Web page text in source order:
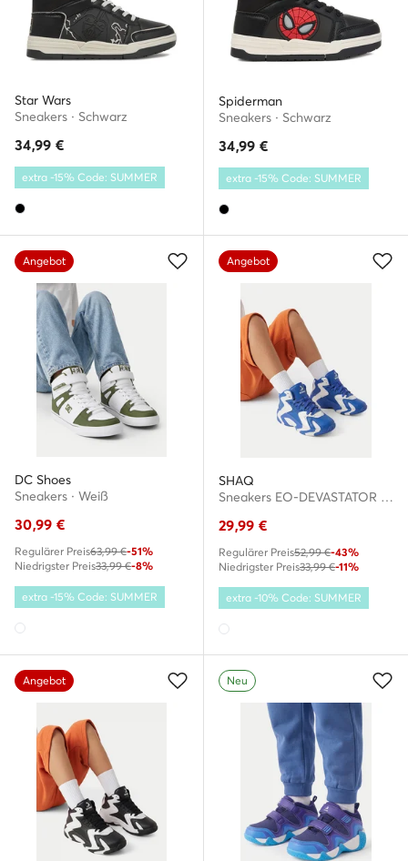
Star Wars
Sneakers · Schwarz
34,99 €
extra -15% Code: SUMMER
Spiderman
Sneakers · Schwarz
34,99 €
extra -15% Code: SUMMER
Angebot
DC Shoes
Sneakers · Weiß
30,99 €
Regulärer Preis63,99 €-51%
Niedrigster Preis33,99 €-8%
extra -15% Code: SUMMER
Angebot
SHAQ
Sneakers EO-DEVASTATOR 2.0 AQ95042Y-MW
29,99 €
Regulärer Preis52,99 €-43%
Niedrigster Preis33,99 €-11%
extra -10% Code: SUMMER
Angebot Neu